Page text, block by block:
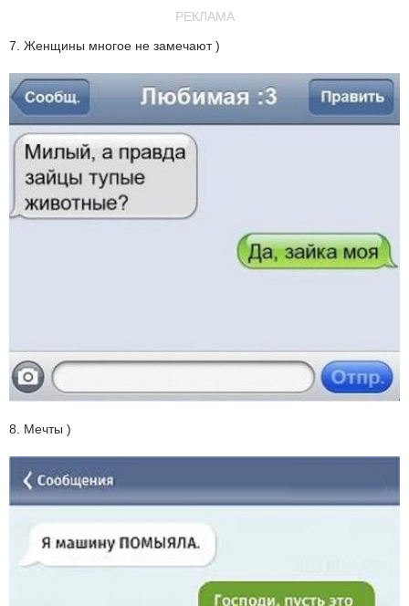
РЕКЛАМА
7. Женщины многое не замечают )
8. Мечты )